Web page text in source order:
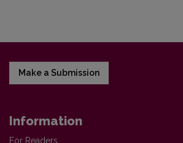
Make a Submission
Information
For Readers